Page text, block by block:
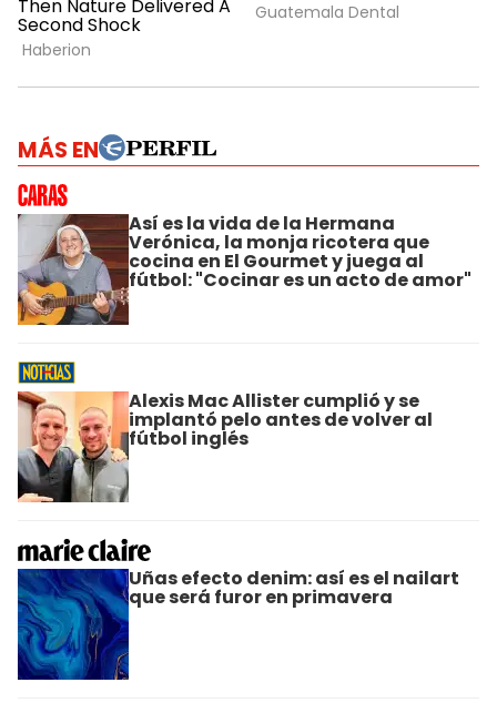
MÁS EN
Así es la vida de la Hermana
Verónica, la monja ricotera que
cocina en El Gourmet y juega al
fútbol: "Cocinar es un acto de amor"
Alexis Mac Allister cumplió y se
implantó pelo antes de volver al
fútbol inglés
Uñas efecto denim: así es el nailart
que será furor en primavera